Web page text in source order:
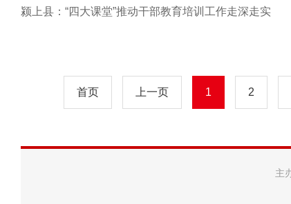
颍上县：“四大课堂”推动干部教育培训工作走深走实
首页 上一页 1 2
主